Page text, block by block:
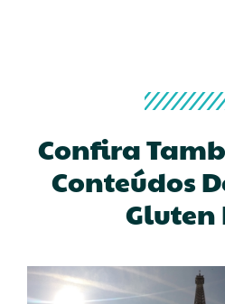
Confira
Conteúdos
Gluten